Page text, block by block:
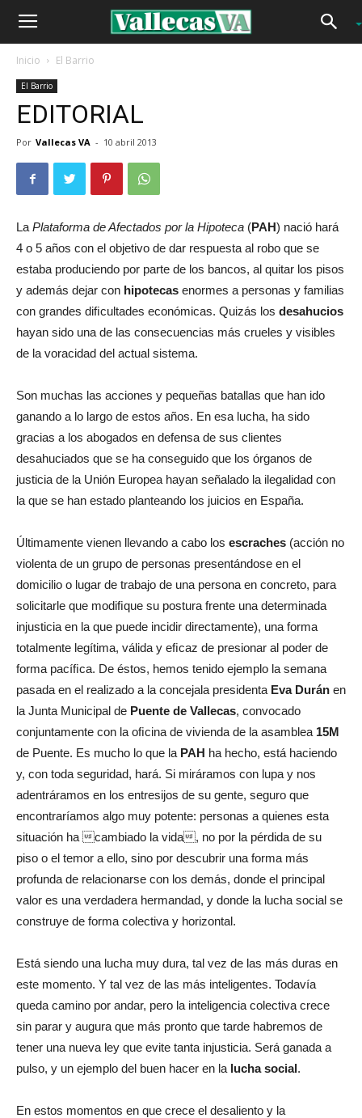
Inicio El Barrio
El Barrio
EDITORIAL
Por Vallecas VA - 10 abril 2013
La Plataforma de Afectados por la Hipoteca (PAH) nació hará
4 o 5 años con el objetivo de dar respuesta al robo que se
estaba produciendo por parte de los bancos, al quitar los pisos
y además dejar con hipotecas enormes a personas y familias
con grandes diﬁcultades económicas. Quizás los desahucios
hayan sido una de las consecuencias más crueles y visibles
de la voracidad del actual sistema.
Son muchas las acciones y pequeñas batallas que han ido
ganando a lo largo de estos años. En esa lucha, ha sido
gracias a los abogados en defensa de sus clientes
desahuciados que se ha conseguido que los órganos de
justicia de la Unión Europea hayan señalado la ilegalidad con
la que se han estado planteando los juicios en España.
Últimamente vienen llevando a cabo los escraches (acción no
violenta de un grupo de personas presentándose en el
domicilio o lugar de trabajo de una persona en concreto, para
solicitarle que modiﬁque su postura frente una determinada
injusticia en la que puede incidir directamente), una forma
totalmente legítima, válida y eﬁcaz de presionar al poder de
forma pacíﬁca. De éstos, hemos tenido ejemplo la semana
pasada en el realizado a la concejala presidenta Eva Durán en
la Junta Municipal de Puente de Vallecas, convocado
conjuntamente con la oﬁcina de vivienda de la asamblea 15M
de Puente. Es mucho lo que la PAH ha hecho, está haciendo
y, con toda seguridad, hará. Si miráramos con lupa y nos
adentráramos en los entresijos de su gente, seguro que
encontraríamos algo muy potente: personas a quienes esta
situación ha cambiado la vida, no por la pérdida de su
piso o el temor a ello, sino por descubrir una forma más
profunda de relacionarse con los demás, donde el principal
valor es una verdadera hermandad, y donde la lucha social se
construye de forma colectiva y horizontal.
Está siendo una lucha muy dura, tal vez de las más duras en
este momento. Y tal vez de las más inteligentes. Todavía
queda camino por andar, pero la inteligencia colectiva crece
sin parar y augura que más pronto que tarde habremos de
tener una nueva ley que evite tanta injusticia. Será ganada a
pulso, y un ejemplo del buen hacer en la lucha social.
En estos momentos en que crece el desaliento y la